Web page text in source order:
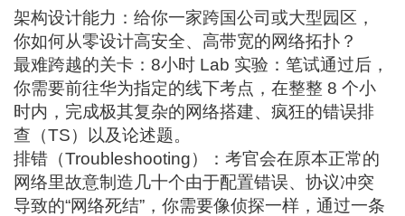
架构设计能力：给你一家跨国公司或大型园区，
你如何从零设计高安全、高带宽的网络拓扑？
最难跨越的关卡：8小时 Lab 实验：笔试通过后，
你需要前往华为指定的线下考点，在整整 8 个小
时内，完成极其复杂的网络搭建、疯狂的错误排
查（TS）以及论述题。
排错（Troubleshooting）：考官会在原本正常的
网络里故意制造几十个由于配置错误、协议冲突
导致的“网络死结”，你需要像侦探一样，通过一条